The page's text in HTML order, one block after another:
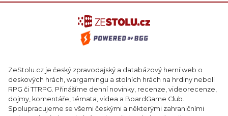
ZeStolu.cz je český zpravodajský a databázový herní web o
deskových hrách, wargamingu a stolních hrách na hrdiny neboli
RPG či TTRPG. Přinášíme denní novinky, recenze, videorecenze,
dojmy, komentáře, témata, videa a BoardGame Club.
Spolupracujeme se všemi českými a některými zahraničními